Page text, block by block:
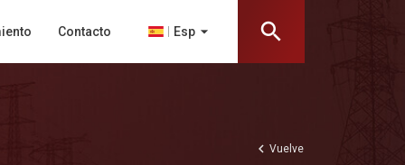
Contacto Esp arrow_drop_down search
chevron_left Vuelve